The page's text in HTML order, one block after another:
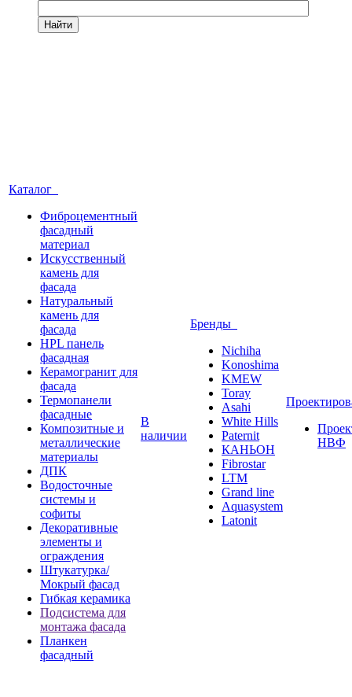
Найти
Каталог
Фиброцементный
фасадный
материал
Искусственный
камень для
фасада
Натуральный
камень для
фасада
HPL панель
фасадная
Керамогранит для
фасада
Термопанели
фасадные
Композитные и
металлические
материалы
ДПК
Водосточные
системы и
софиты
Декоративные
элементы и
ограждения
Штукатурка/
Мокрый фасад
Гибкая керамика
Подсистема для
монтажа фасада
Планкен
фасадный
В
наличии
Бренды
Nichiha
Konoshima
KMEW
Toray
Asahi
White Hills
Paternit
КАНЬОН
Fibrostar
LTM
Grand line
Aquasystem
Latonit
НВФ